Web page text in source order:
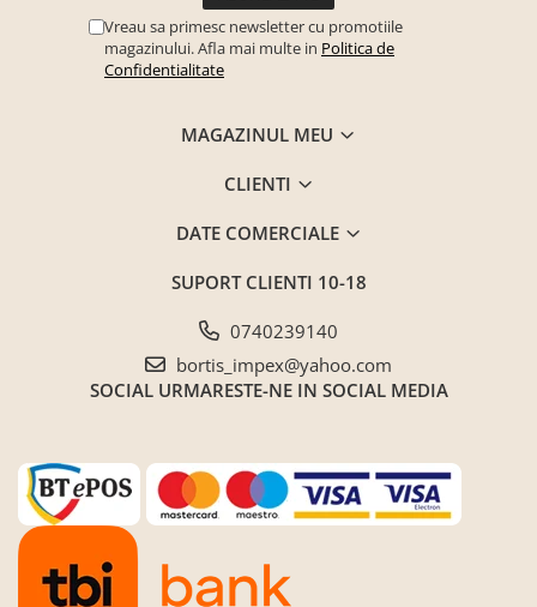
Scaune conferinta-vizitator
Seturi mobilier birou complet
COVOARE CLASICE
Mobilier Gradina
Banci gradina si terasa
Mese gradina
Scaune de gradina
Vreau sa primesc newsletter cu promotiile
magazinului. Afla mai multe in Politica de
Confidentialitate
MAGAZINUL MEU
CLIENTI
DATE COMERCIALE
SUPORT CLIENTI 10-18
0740239140
bortis_impex@yahoo.com
SOCIAL URMARESTE-NE IN SOCIAL MEDIA